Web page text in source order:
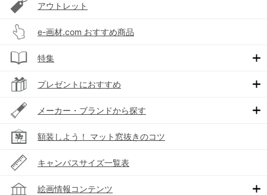
アウトレット
e-画材.com おすすめ商品
特集
プレゼントにおすすめ
メーカー・ブランドから探す
額装しよう！ マット窓抜きのコツ
キャンバスサイズ一覧表
絵画情報コンテンツ